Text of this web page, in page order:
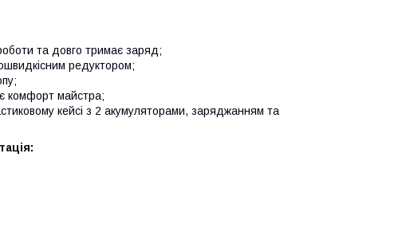
та довго тримає заряд;
редуктором;
комфорт майстра;
кейсі з 2 акумуляторами, заряджанням та